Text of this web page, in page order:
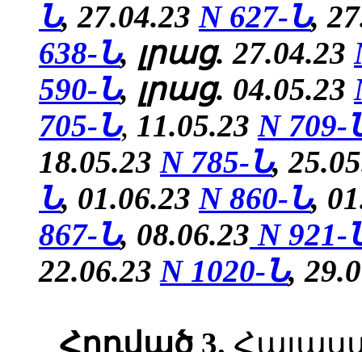
Ն, 27.04.23 N 627-Ն,
638-Ն, լրաց. 27.04.23
590-Ն, լրաց. 04.05.23
705-Ն, 11.05.23 N 709-
18.05.23 N 785-Ն,
Ն, 01.06.23 N 860-Ն,
867-Ն, 08.06.23 N 921-
22.06.23 N 1020-Ն,
Հոդված 3.